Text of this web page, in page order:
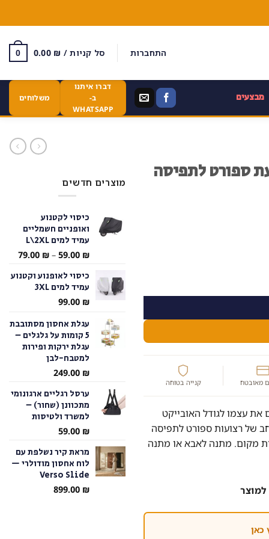
התחברות סל קניות / 0.00 ₪
0
מבצעים
דברו איתנו
ב-
WHATSAPP
משלוחים
ספורט לתפיסה
מאובטח קנייה בטוחה
עצמו לגודל האובייקט
של רצועות ספורט לתפיסה
מקום. מתנה לאבא או מתנה
כאן
מוצרים חדשים
כיסוי לקטנוע
ואופניים חשמליים
עמיד למים L\2XL
59.00 ₪
–
79.00 ₪
טווח
כיסוי לאופנוע וקטנוע
עמיד למים 3XL
99.00 ₪
עגלת אחסון מסתובבת
5 קומות על גלגלים –
עגלת ירקות ופירות
למטבח-לבן
249.00 ₪
ערסל רגליים ארגונומי
מתכוונן (שחור) –
למשרד ולטיסות
59.00 ₪
מראת קיר נשלפת עם
לוח אחסון מודולרי —
Verso Slide
899.00 ₪